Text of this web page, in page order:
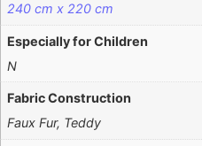
240 cm x 220 cm
Especially for Children
N
Fabric Construction
Faux Fur, Teddy